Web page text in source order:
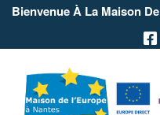
Bienvenue À La Maison